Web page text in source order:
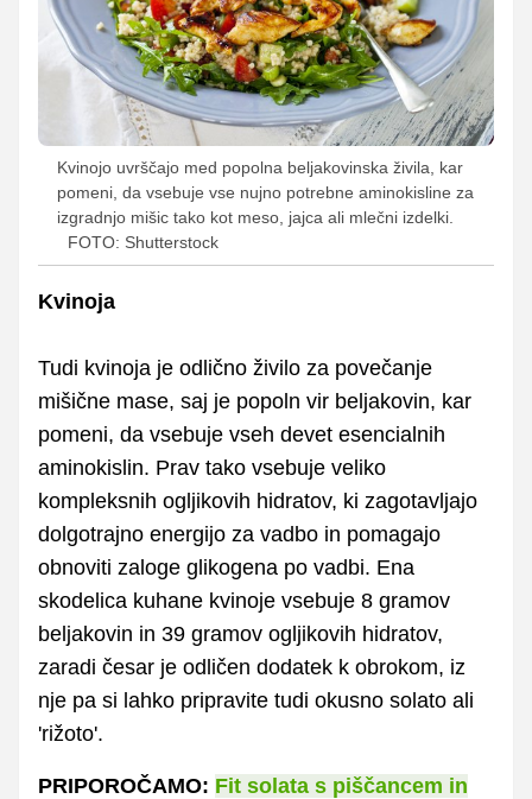
Kvinojo uvrščajo med popolna beljakovinska živila, kar
pomeni, da vsebuje vse nujno potrebne aminokisline za
izgradnjo mišic tako kot meso, jajca ali mlečni izdelki.
FOTO: Shutterstock
Kvinoja
Tudi kvinoja je odlično živilo za povečanje
mišične mase, saj je popoln vir beljakovin, kar
pomeni, da vsebuje vseh devet esencialnih
aminokislin. Prav tako vsebuje veliko
kompleksnih ogljikovih hidratov, ki zagotavljajo
dolgotrajno energijo za vadbo in pomagajo
obnoviti zaloge glikogena po vadbi. Ena
skodelica kuhane kvinoje vsebuje 8 gramov
beljakovin in 39 gramov ogljikovih hidratov,
zaradi česar je odličen dodatek k obrokom, iz
nje pa si lahko pripravite tudi okusno solato ali
'rižoto'.
PRIPOROČAMO: Fit solata s piščancem in